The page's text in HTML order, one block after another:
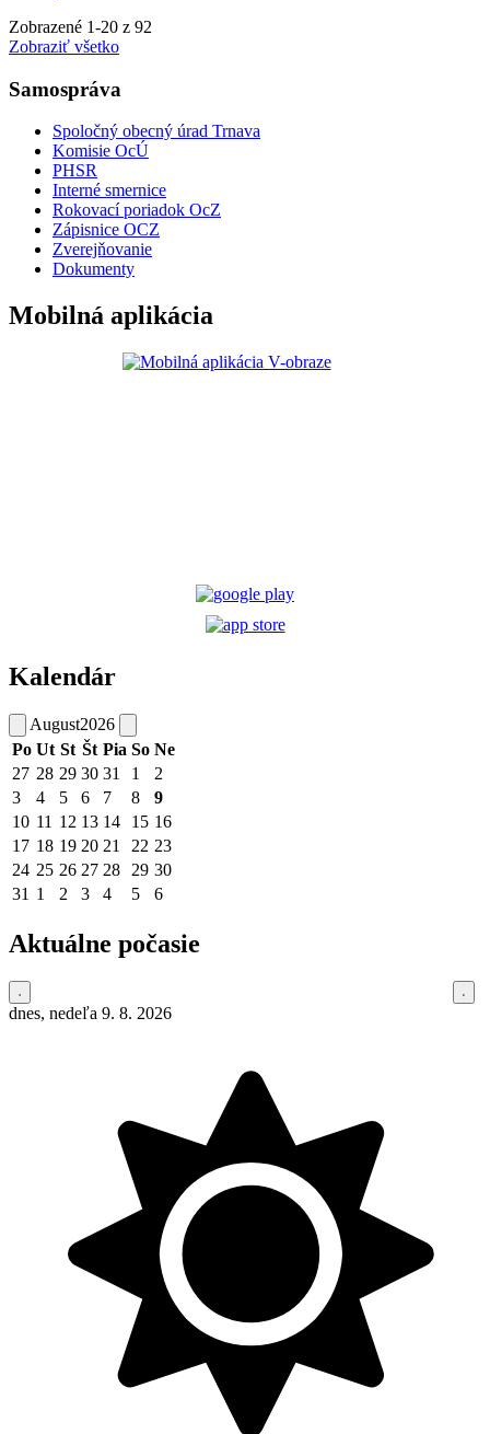
Zobrazené 1-20 z 92
Zobraziť všetko
Samospráva
Spoločný obecný úrad Trnava
Komisie OcÚ
PHSR
Interné smernice
Rokovací poriadok OcZ
Zápisnice OCZ
Zverejňovanie
Dokumenty
Mobilná aplikácia
Kalendár
August2026
Po Ut St Št Pia So Ne
27 28 29 30 31 1
2
3
4 5 6 7 8
9
10 11 12 13 14 15 16
17 18 19 20 21 22 23
24 25 26 27 28 29 30
31 1 2 3 4 5 6
Aktuálne počasie
dnes, nedeľa 9. 8. 2026